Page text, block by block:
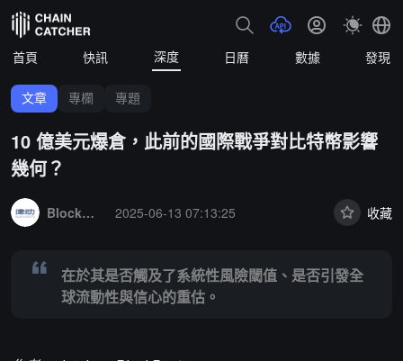
首頁 快訊 深度 日曆 數據 發現
文章 專欄 專題
10 億美元爆倉，此前的國際戰爭對比特幣影響
幾何？
BlockBeats
2025-06-13 07:13:25 收藏
在於其是否觸及了系統性風險閾值、是否引發全
球流動性與信心的重估。